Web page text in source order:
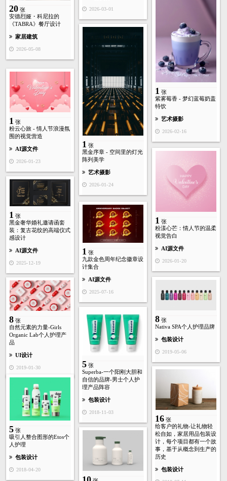
20 张
安德烈娅・科尼拉的
《TABRA》餐厅设计
家居建筑
2026-05-08
2026-03-01
1 张
紫雾莓香 - 梦幻蓝莓奶盖
特饮
艺术摄影
2026-02-16
1 张
黑金序章 - 空间里的灯光
阵列美学
艺术摄影
2026-01-24
1 张
粉云心旅 - 情人节浪漫氛
围的视觉营造
AI源文件
2026-01-23
1 张
粉漾心芒：情人节的温柔
视觉告白
AI源文件
2026-01-20
1 张
黑金奢华婚礼邀请函套
装：复古花纹的高端仪式
感设计
AI源文件
2025-12-19
1 张
九款金色周年纪念徽章设
计集合
AI源文件
2025-07-16
8 张
Nativa SPA个人护理品牌
包装设计
2019-05-06
8 张
自然元素的力量-Girls
Organic Lab个人护理产
品
UI设计
2019-01-30 5 张
Superba-一个阳刚大胆和
自信的品牌-男士个人护
理产品阵容
包装设计
2018-11-03
16 张
给客户的礼物-让礼物轻
松自如，家居用品包装设
计，每个项目都有一个故
事，基于从概念到生产的
历史
包装设计
5 张
吸引人整合图形的Etos个
人护理
包装设计
2018-04-20